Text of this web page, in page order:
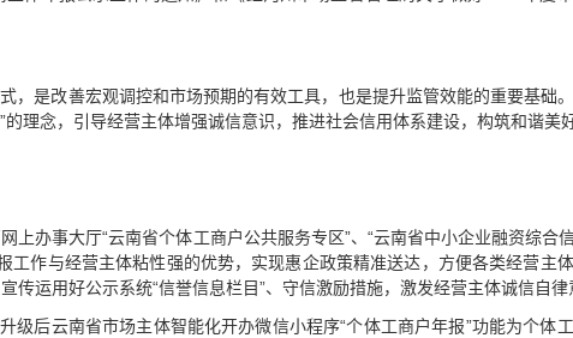
，是改善宏观调控和市场预期的有效工具，也是提升监管效能的重要基础
的理念，引导经营主体增强诚信意识，推进社会信用体系建设，构筑和谐美
上办事大厅“云南省个体工商户公共服务专区”、“云南省中小企业融资综合
工作与经营主体粘性强的优势，实现惠企政策精准送达，方便各类经营主
传运用好公示系统“信誉信息栏目”、守信激励措施，激发经营主体诚信自律
级后云南省市场主体智能化开办微信小程序“个体工商户年报”功能为个体